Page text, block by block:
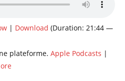
| Download (Duration: 21:44 —
plateforme. Apple Podcasts |